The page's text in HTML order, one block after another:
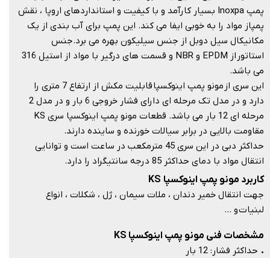
پمپ Inoxpa بسیار کارآمد و با کیفیت و استانداردهای اروپا ، نقش
پمپاز مواد را به خوبی ایفا می کند. این پمپ برای آب بندی از یک
مکانیکال سیل دوبل از جنس سیلیکون بهره می برد.جنس
استاتور از EPDM و NBR و قسمت های درگیر با مواد از استیل 316
می باشد.
این سری از مونو پمپ اینوکسپا قابلیت مکش از ارتفاع 7 متری را
دارد و در مدل تک مرحله ای دارای فشار خروجی 6 بار و در مدل 2
مرحله ای 12 بار می باشد. قطعات مونو پمپ اینوکسپا سری KS
مقاومت بالایی در برابر سیالات خورنده و ساینده دارند.
حداکثر دبی در این سری 45 مترمکعب در ساعت است و توانایی
انتقال مواد با دمای حداکثر 85 درجه سانتیگراد را دارد.
کاربرد مونو پمپ اینوکسپا KS
جهت انتقال خمیر دندان ، ملات سیمان ، ژل ، شکلات ، انواع
لبنیات و …​​​​​​​
مشخصات فنی مونو پمپ اینوکسپا KS
. حداکثر فشار: 12 بار